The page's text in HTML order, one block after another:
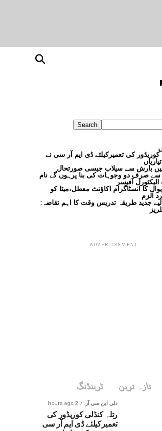
Search
کوریڈور کی تعمیرکیلئے ڈی ایم آر سی نے
بارش سے سیلاب جیسی صورتحال
صرف دو وجوہات کی بنا پرہوں گے نام
آفیسر
کا انسٹاگرام اکاؤنٹ معطل،میٹا کو
الزم
لیے جدید طریقہ تدریس وقت کا اہم تقاضہ:
ADVERTISEMENT
تازہ ترین ٹرینڈنگ
دلی این سی آر 2 hours ago
رتلہ کنڈلی کوریڈور کی
تعمیرکیلئے ڈی ایم آر سی